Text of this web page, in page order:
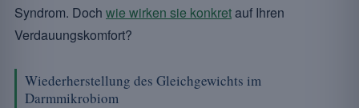
Syndrom. Doch wie wirken sie konkretauf Ihren
Verdauungskomfort?
Wiederherstellung des Gleichgewichts im
Darmmikrobiom